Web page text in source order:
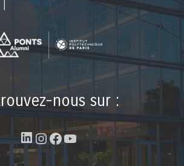
nous sur :
LinkedIn
Instagram
Facebook
YouTube